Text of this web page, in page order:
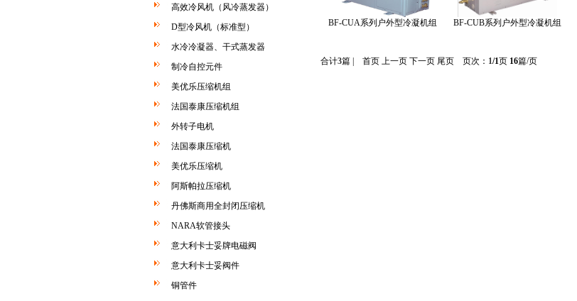
高效冷风机（风冷蒸发器）
D型冷风机（标准型）
水冷冷凝器、干式蒸发器
制冷自控元件
美优乐压缩机组
法国泰康压缩机组
外转子电机
法国泰康压缩机
美优乐压缩机
阿斯帕拉压缩机
丹佛斯商用全封闭压缩机
NARA软管接头
意大利卡士妥牌电磁阀
意大利卡士妥阀件
铜管件
BF-CUA系列户外型冷凝机组 BF-CUB系列户外型冷凝机组
合计3篇 | 首页 上一页 下一页 尾页 页次： 1/1页 16篇/页